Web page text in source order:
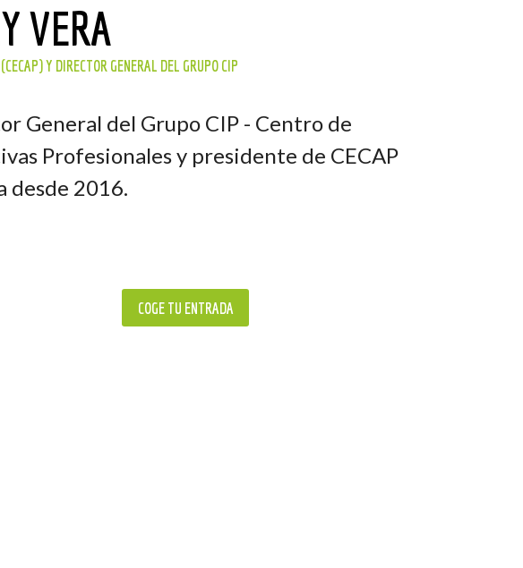
VERA
Y DIRECTOR GENERAL DEL GRUPO CIP
General del Grupo CIP - Centro de
Profesionales y presidente de CECAP
desde 2016.
COGE TU ENTRADA